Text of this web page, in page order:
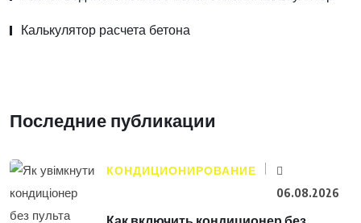
Калькулятор расчета бетона
Последние публикации
КОНДИЦИОНИРОВАНИЕ
06.08.2026